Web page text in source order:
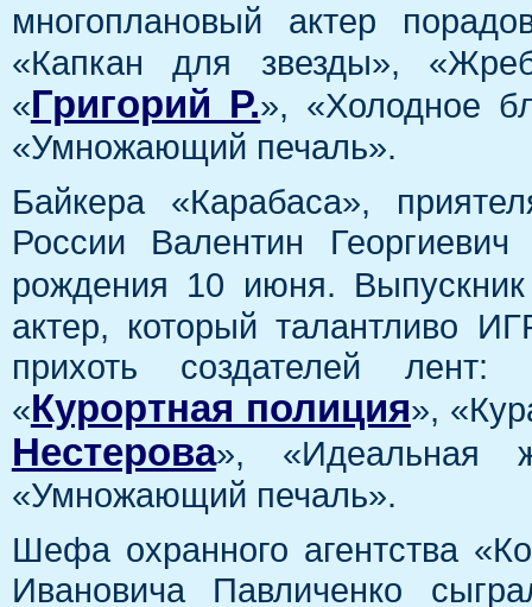
многоплановый актер
«Капкан для звезды»,
«Григорий Р.», «Холодное
«Умножающий печаль».
Байкера «Карабаса»,
России Валентин
рождения 10 июня.
актер, который талантливо
прихоть создателей
«Курортная полиция»,
Нестерова», «Идеальная
«Умножающий печаль».
Шефа охранного агентства
Ивановича Павличенко